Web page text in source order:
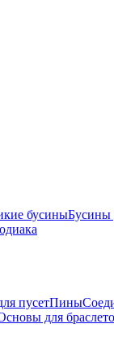
бусиныБусины
пусетПины
для